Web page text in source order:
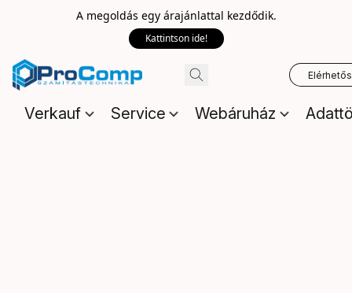
A megoldás egy árajánlattal kezdődik.
Kattintson ide!
Verkauf Service Webáruház